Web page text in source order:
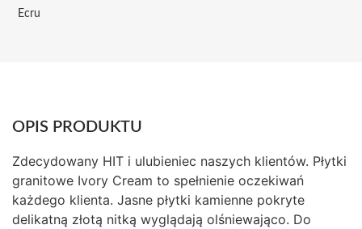
Ecru
OPIS PRODUKTU
Zdecydowany HIT i ulubieniec naszych klientów. Płytki
granitowe Ivory Cream to spełnienie oczekiwań
każdego klienta. Jasne płytki kamienne pokryte
delikatną złotą nitką wyglądają olśniewająco. Do